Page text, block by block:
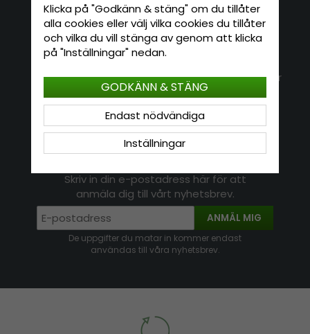
Kundservice
Kontakt
Köpvillkor
Logga in
Information
Populära sökningar
Nyhetsbrev
Om cookies
Nyhetsbrev
Skriv in din e-postadress här för att
anmäla dig till vårt nyhetsbrev.
ANMÄL MIG
De uppgifter du matar in kommer endast
användas till våra nyhetsbrev.
Klicka på "Godkänn & stäng" om du tillåter
alla cookies eller välj vilka cookies du tillåter
och vilka du vill stänga av genom att klicka
på "Inställningar" nedan.
Inställningar
Endast nödvändiga
GODKÄNN & STÄNG